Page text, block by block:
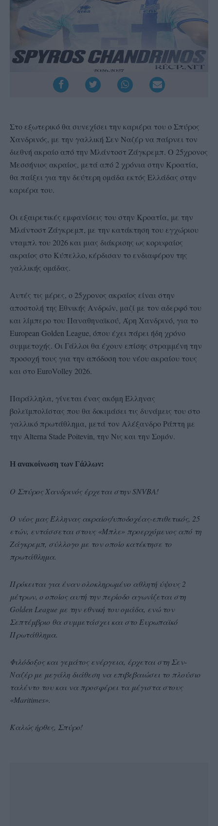
Στο εξωτερικό θα συνεχίσει την καριέρα του ο Σπύρος
Χανδρινός, με την γαλλική Σεν Ναζέρ να παίρνει τον
διεθνή ακραίο από την Μλάντοστ Ζάγκρεμπ. Ο 25χρονος
Μεσσήνιος ακραίος, μετά από 2 χρόνια στην Κροατία,
θα παίξει για την δεύτερη ομάδα εκτός Ελλάδας στην
καριέρα του.
Οι εξαιρετικές εμφανίσεις του στην Κροατία, με την
Μλάντοστ Ζάγκρεμπ, με την κατάκτηση του εγχώριου
νταμπλ του 2026 και μιας διάκρισης ως κορυφαίος
ακραίος στο Κύπελλο, κέρδισαν το ενδιαφέρον της
γαλλικής ομάδας.
Αυτές τις μέρες, ο 25χρονος ακραίος είναι στην
αποστολή της Εθνικής Ανδρών, μαζί με τον αδερφό του
και λίμπερο του Παναθηναϊκού, Άρη Χανδρινό, για το
European Golden League, όπου έχει πάρει ήδη χρόνο
συμμετοχής. Οι Γάλλοι θα έχουν επίσης στραμμένη την
προσοχή τους για την απόδοση του νέου ακραίου τους
και στο EuroVolley 2026.
Παράλληλα, γίνεται ένας ακόμη Έλληνας
βολεϊμπολίστας που θα δοκιμάσει τις δυνάμεις του στο
γαλλικό πρωτάθλημα, μετά τον Αλέξανδρο Ράπτη με
την Alterna Stade Poitevin, την Νις και την Σομόν.
Η ανακοίνωση των Γάλλων:
Ο Σπύρος Χανδρινός έρχεται στην SNVBA!
Ο νέος μας Έλληνας ακραίος/υποδοχέας-επιθετικός, 25
ετών, εντάσσεται στους «Μπλε» προερχόμενος από τη
Ζάγκρεμπ, σύλλογο με τον οποίο κατέκτησε το
πρωτάθλημα.
Πρόκειται για έναν ολοκληρωμένο αθλητή ύψους 2
μέτρων, ο οποίος αυτή την περίοδο αγωνίζεται στη
Golden League με την εθνική του ομάδα, ενώ τον
Σεπτέμβριο θα συμμετάσχει και στο Ευρωπαϊκό
Πρωτάθλημα.
Φιλόδοξος και γεμάτος ενέργεια, έρχεται στη Σεν-
Ναζέρ με μεγάλη διάθεση να επιβεβαιώσει το πλούσιο
ταλέντο του και να προσφέρει τα μέγιστα στους
«Maritimes».
Καλώς ήρθες, Σπύρο!